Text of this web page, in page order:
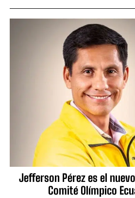
Jefferson Pérez es el
Comité Olímpico